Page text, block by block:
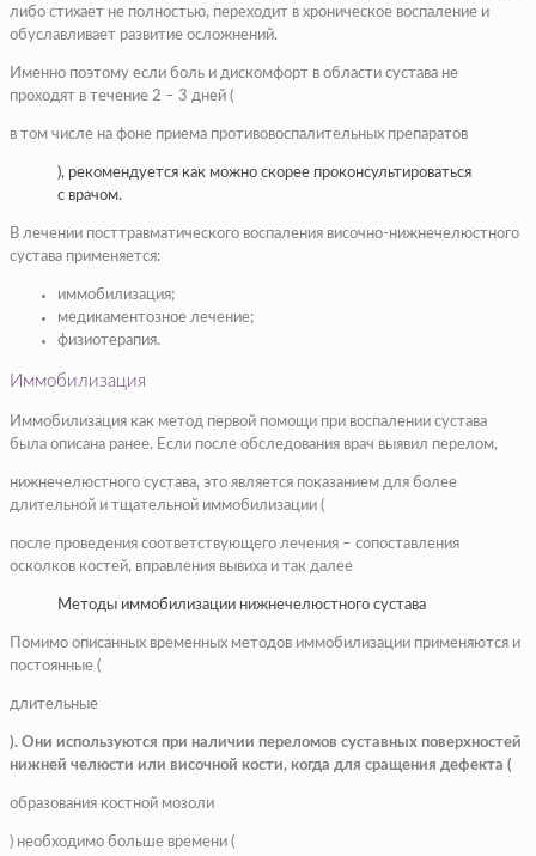
либо стихает не полностью, переходит в хроническое воспаление и
обуславливает развитие осложнений.
Именно поэтому если боль и дискомфорт в области сустава не
проходят в течение 2 – 3 дней (
в том числе на фоне приема противовоспалительных препаратов
), рекомендуется как можно скорее проконсультироваться
с врачом.
В лечении посттравматического воспаления височно-нижнечелюстного
сустава применяется:
иммобилизация;
медикаментозное лечение;
физиотерапия.
Иммобилизация
Иммобилизация как метод первой помощи при воспалении сустава
была описана ранее. Если после обследования врач выявил перелом,
нижнечелюстного сустава, это является показанием для более
длительной и тщательной иммобилизации (
после проведения соответствующего лечения – сопоставления
осколков костей, вправления вывиха и так далее
Методы иммобилизации нижнечелюстного сустава
Помимо описанных временных методов иммобилизации применяются и
постоянные (
длительные
). Они используются при наличии переломов суставных поверхностей
нижней челюсти или височной кости, когда для сращения дефекта (
образования костной мозоли
) необходимо больше времени (